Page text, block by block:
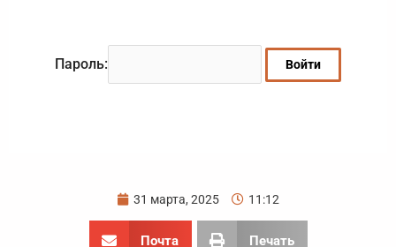
Пароль:
31 марта, 2025 11:12
Почта Печать